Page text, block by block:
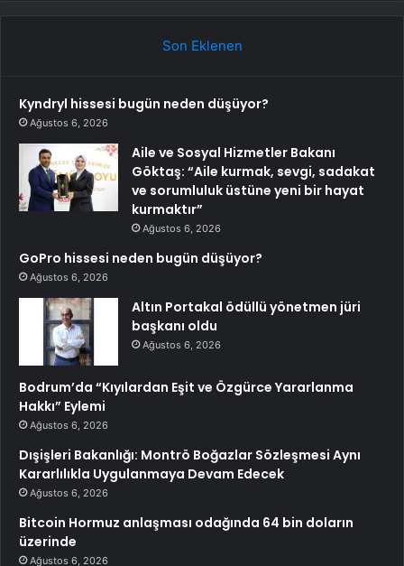
Son Eklenen
Kyndryl hissesi bugün neden düşüyor?
Ağustos 6, 2026
Aile ve Sosyal Hizmetler Bakanı
Göktaş: “Aile kurmak, sevgi, sadakat
ve sorumluluk üstüne yeni bir hayat
kurmaktır”
Ağustos 6, 2026
GoPro hissesi neden bugün düşüyor?
Ağustos 6, 2026
Altın Portakal ödüllü yönetmen jüri
başkanı oldu
Ağustos 6, 2026
Bodrum’da “Kıyılardan Eşit ve Özgürce Yararlanma
Hakkı” Eylemi
Ağustos 6, 2026
Dışişleri Bakanlığı: Montrö Boğazlar Sözleşmesi Aynı
Kararlılıkla Uygulanmaya Devam Edecek
Ağustos 6, 2026
Bitcoin Hormuz anlaşması odağında 64 bin doların
üzerinde
Ağustos 6, 2026